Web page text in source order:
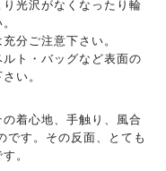
光沢がなくなったり輪
分ご注意下さい。
ト・バッグなど表面の
い。
着心地、手触り、風合
です。その反面、とても
。